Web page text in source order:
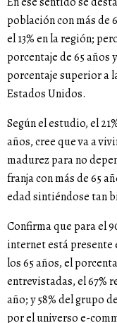
población con más de
el 13% en la región;
porcentaje de 65 años
porcentaje superior a
Estados Unidos.
Según el estudio, el
años, cree que va a
madurez para no
franja con más de 65
edad sintiéndose tan
Confirma que para el
internet está presente
los 65 años, el
entrevistadas, el 67%
año; y 58% del grupo
por el universo e-